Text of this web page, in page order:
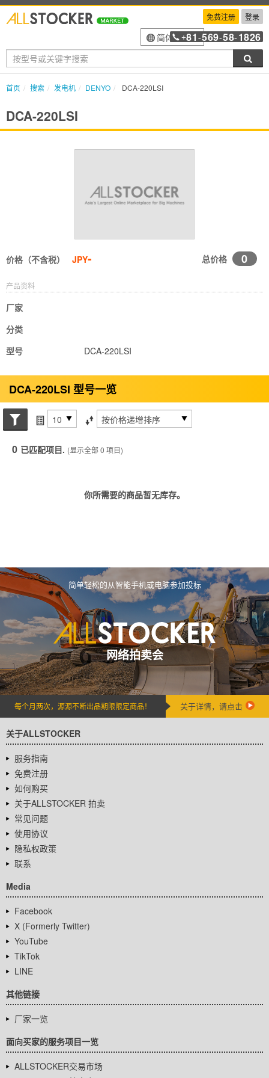
免费注册 登录
简体中文
+81 -569-58-1826
首页 搜索 发电机 DENYO DCA-220LSI
DCA-220LSI
价格（不含税） JPY- 总价格 0
产品资料
厂家
分类
型号
DCA-220LSI
DCA-220LSI 型号一览
搜索状态每页项目 排序方式
0 已匹配项目. (显示全部 0 项目)
你所需要的商品暂无库存。
简单轻松的从智能手机或电脑参加投标
网络拍卖会
每个月两次，源源不断出品期限限定商品！ 关于详情，请点击
关于ALLSTOCKER
服务指南
免费注册
如何购买
关于ALLSTOCKER 拍卖
常见问题
使用协议
隐私权政策
联系
Media
Facebook
X (Formerly Twitter)
YouTube
TikTok
LINE
其他链接
厂家一览
面向买家的服务项目一览
ALLSTOCKER交易市场